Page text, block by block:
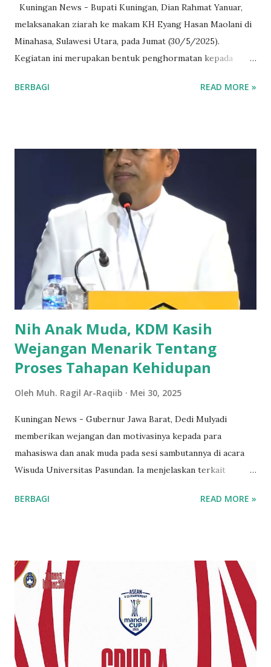
Kuningan News - Bupati Kuningan, Dian Rahmat Yanuar,
melaksanakan ziarah ke makam KH Eyang Hasan Maolani di
Minahasa, Sulawesi Utara, pada Jumat (30/5/2025).
Kegiatan ini merupakan bentuk penghormatan kepada
diasingkan oleh penjajah Belanda. KH Eyang Hasan Maolani,
Belanda, Ia diasingkan ke Kampung Jawa Tondano di
Sulawesi Utara. Di sana, beliau bergabung dengan para
gerilyawan yang melawan penjajahan. Ziarah ini bukan hanya
sekadar ritual, tetapi juga sebagai pengingat akan
perjuangan dan pengorbanan yang telah dilakukan oleh
para pahlawan bangsa. Sejarah mencatat bahwa KH Eyang
Hasan Maolani bukan hanya seorang ulama, tetapi juga
seorang pejuang yang gigih melawan penindasan. Beliau
menjadi simbol perlawanan yang tidak hanya
mempertahankan agama, teta...
BERBAGI READ MORE »
Nih Anak Muda, KDM Kasih
Wejangan Menarik Tentang
Proses Tahapan Kehidupan
Oleh Muh. Ragil Ar-Raqiib Mei 30, 2025
Kuningan News - Gubernur Jawa Barat, Dedi Mulyadi
memberikan wejangan dan motivasinya kepada para
mahasiswa dan anak muda pada sesi sambutannya di acara
Wisuda Universitas Pasundan. Ia menjelaskan terkait
penggunaan media sosial yang bijak. KDM menekankan
tetapi menjadikannya sebagai peluang untuk berkarya dan
berinovasi. Dedi Mulyadi menjelaskan bahwa perjalanan
hidupnya tidak selalu mulus. Sebelum mencapai posisinya
saat ini sebagai gubernur, ia pernah mengalami masa-masa
sulit dan prihatin. “Kalau boleh sedikit bercerita, saya itu
kuliah tidak meminta biaya orang tua, saya kuliah sambil
BERBAGI READ MORE »